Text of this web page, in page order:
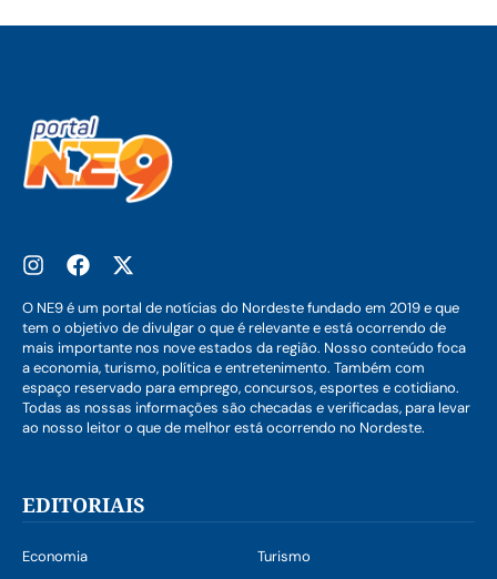
O NE9 é um portal de notícias do Nordeste fundado em 2019 e que
tem o objetivo de divulgar o que é relevante e está ocorrendo de
mais importante nos nove estados da região. Nosso conteúdo foca
a economia, turismo, política e entretenimento. Também com
espaço reservado para emprego, concursos, esportes e cotidiano.
Todas as nossas informações são checadas e verificadas, para levar
ao nosso leitor o que de melhor está ocorrendo no Nordeste.
EDITORIAIS
Economia Turismo